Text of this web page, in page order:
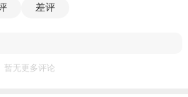
差评
暂无更多评论